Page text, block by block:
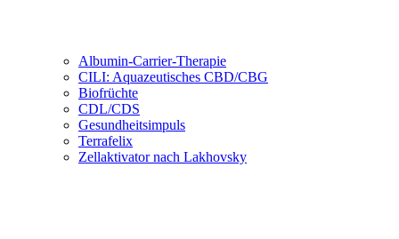
Albumin-Carrier-Therapie
CILI: Aquazeutisches CBD/CBG
Biofrüchte
CDL/CDS
Gesundheitsimpuls
Terrafelix
Zellaktivator nach Lakhovsky